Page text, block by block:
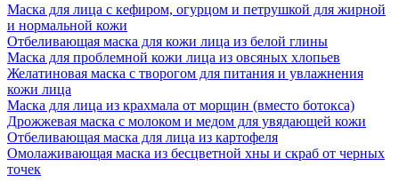
Маска для лица с кефиром, огурцом и петрушкой для жирной
и нормальной кожи
Отбеливающая маска для кожи лица из белой глины
Маска для проблемной кожи лица из овсяных хлопьев
Желатиновая маска с творогом для питания и увлажнения
кожи лица
Маска для лица из крахмала от морщин (вместо ботокса)
Дрожжевая маска с молоком и медом для увядающей кожи
Отбеливающая маска для лица из картофеля
Омолаживающая маска из бесцветной хны и скраб от черных
точек